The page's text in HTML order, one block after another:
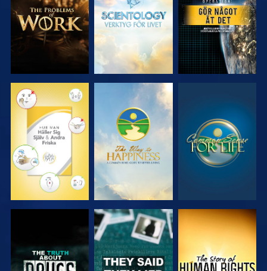
SERIEN SERIEN
TITTA TITTA TITTA
TITTA TITTA